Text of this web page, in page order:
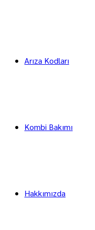
Arıza Kodları
Kombi Bakımı
Hakkımızda